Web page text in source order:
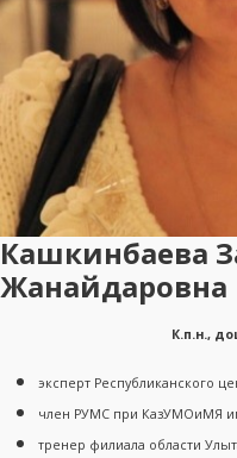
Кашкинбаева
Жанайдаровна
К.п.н.,
эксперт Республиканского
член РУМС при КазУМОиМЯ
тренер филиала области